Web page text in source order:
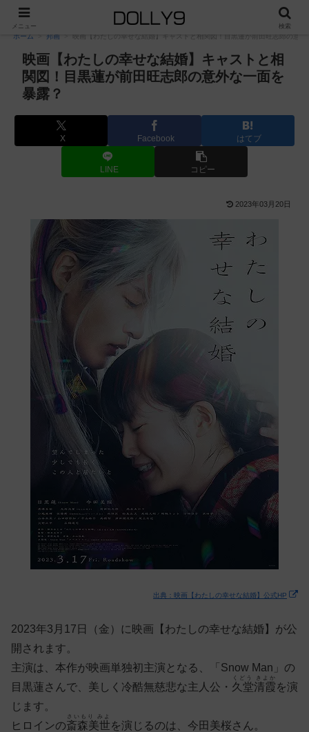
PR
ホーム 邦画 映画【わたしの幸せな結婚】キャストと相関図！目黒蓮が前田旺志郎の意
映画【わたしの幸せな結婚】キャストと相
関図！目黒蓮が前田旺志郎の意外な一面を
暴露？
X Facebook はてブ
LINE コピー
2023年03月20日
出典：映画【わたしの幸せな結婚】公式HP
2023年3月17日（金）に映画【わたしの幸せな結婚】が公
開されます。
主演は、本作が映画単独初主演となる、「 Snow Man 」の
目黒蓮さんで、美しく冷酷無慈悲な主人公・ 久堂清霞
くどう きよか
を演
じます。
ヒロインの斎森美世
さいもり みよ
を演じるのは、 今田美桜さん。
メニュー 検索